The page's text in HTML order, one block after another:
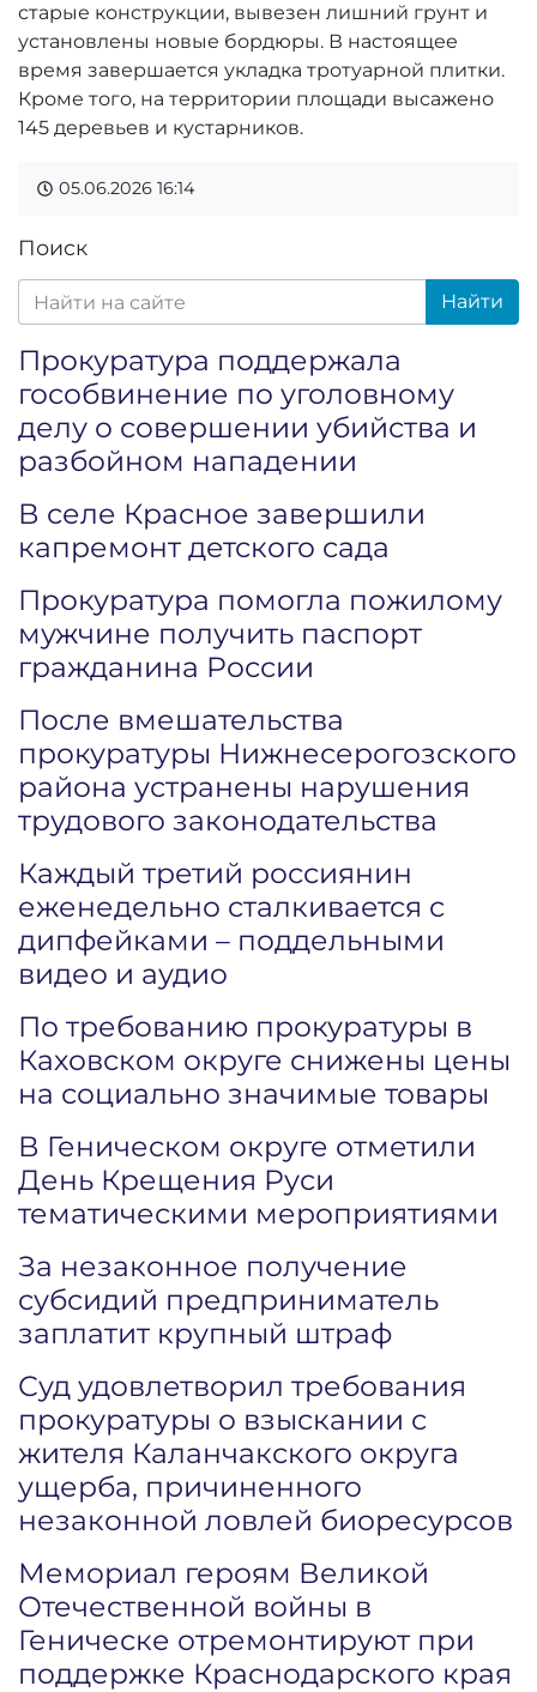
старые конструкции, вывезен лишний грунт и
установлены новые бордюры. В настоящее
время завершается укладка тротуарной плитки.
Кроме того, на территории площади высажено
145 деревьев и кустарников.
05.06.2026 16:14
Поиск
Найти
Прокуратура поддержала
гособвинение по уголовному
делу о совершении убийства и
разбойном нападении
В селе Красное завершили
капремонт детского сада
Прокуратура помогла пожилому
мужчине получить паспорт
гражданина России
После вмешательства
прокуратуры Нижнесерогозского
района устранены нарушения
трудового законодательства
Каждый третий россиянин
еженедельно сталкивается с
дипфейками – поддельными
видео и аудио
По требованию прокуратуры в
Каховском округе снижены цены
на социально значимые товары
В Геническом округе отметили
День Крещения Руси
тематическими мероприятиями
За незаконное получение
субсидий предприниматель
заплатит крупный штраф
Суд удовлетворил требования
прокуратуры о взыскании с
жителя Каланчакского округа
ущерба, причиненного
незаконной ловлей биоресурсов
Мемориал героям Великой
Отечественной войны в
Геническе отремонтируют при
поддержке Краснодарского края